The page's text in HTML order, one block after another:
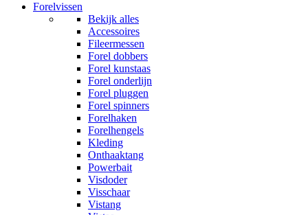
Forelvissen
Bekijk alles
Accessoires
Fileermessen
Forel dobbers
Forel kunstaas
Forel onderlijn
Forel pluggen
Forel spinners
Forelhaken
Forelhengels
Kleding
Onthaaktang
Powerbait
Visdoder
Visschaar
Vistang